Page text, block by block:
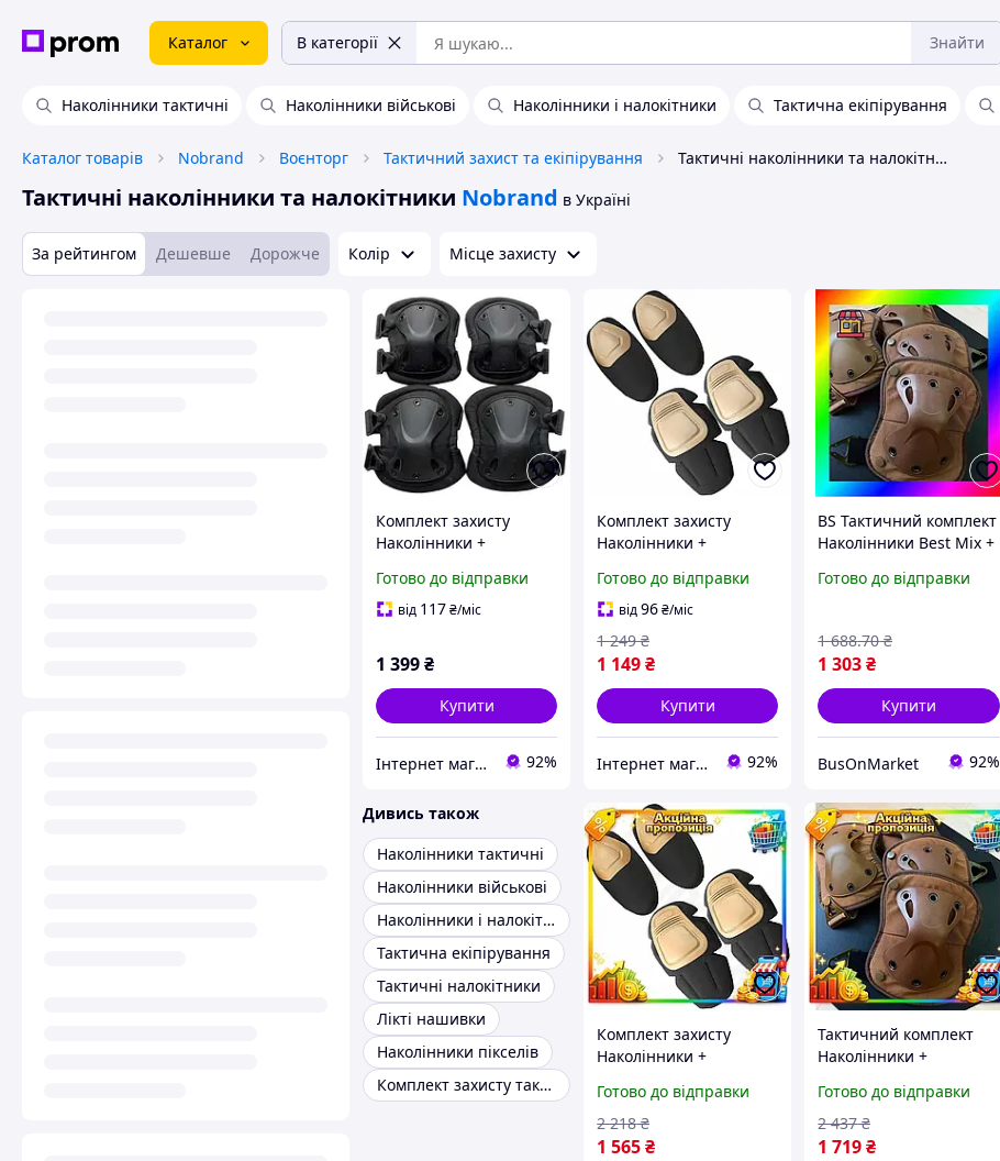
Каталог В категорії Знайти
Наколінники тактичні Наколінники військові Наколінники і налокітники Тактична екіпірування
Каталог товарів Nobrand Воєнторг Тактичний захист та екіпірування Тактичні наколінники та налокітники Nobrand
Тактичні наколінники та налокітники Nobrand в Україні
За рейтингом Дешевше Дорожче Колір Місце захисту
Комплект захисту
Наколінники +
удароміцного пластику
(Чорний)
Готово до відправки
від 117₴/міс
1 399₴
Купити
Інтернет магазин livelyshop 92%
Комплект захисту
Наколінники +
удароміцного пластику
(Коричневий)
Готово до відправки
від96₴/міс
1 149₴
1 249 ₴
Купити
Інтернет магазин livelyshop 92%
BS Тактичний комплект
Наколінники Best Mix +
пластику FH 77
Готово до відправки
1 303₴
1 688.70 ₴
Купити
BusOnMarket 92%
Дивись також
Наколінники тактичні
Наколінники військові
Наколінники і налокітники
Тактична екіпірування
Тактичні налокітники
Лікті нашивки
Наколінники пікселів
Комплект захисту тактики
Комплект захисту
Наколінники +
удароміцного пластику
(Коричневий)
Готово до відправки
1 565₴
2 218 ₴
Тактичний комплект
Наколінники +
пластику FH 77
(Коричневий)
Готово до відправки
1 719₴
2 437 ₴